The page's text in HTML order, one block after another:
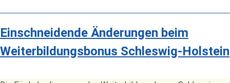
Einschneidende Änderungen beim
Weiterbildungsbonus Schleswig-Holstein